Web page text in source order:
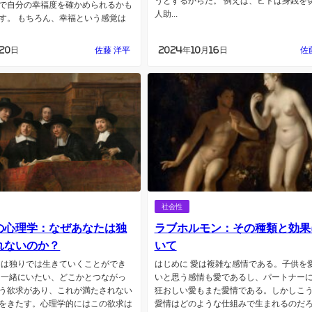
自分の幸福度を確かめられるかも
。 もちろん、幸福という感覚は
日 佐藤 洋平
人助...
2024年10月16日 佐
心理学：なぜあなたは独
ないのか？
独りでは生きていくことができ
緒にいたい、どこかとつながっ
欲求があり、これが満たされない
きたす。心理学的にはこの欲求は
社会性
ラブホルモン：その種類と効
いて
はじめに 愛は複雑な感情である。子供を
いと思う感情も愛であるし、パートナー
狂おしい愛もまた愛情である。しかしこ
愛情はどのような仕組みで生まれるのだ